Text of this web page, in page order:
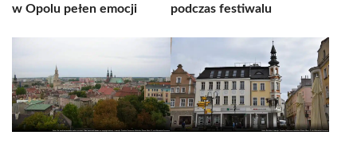
w Opolu pełen emocji
podczas festiwalu